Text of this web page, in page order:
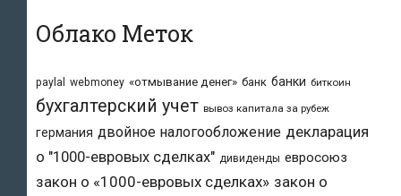
Облако Меток
paylal webmoney «отмывание денег» банк банки биткоин
бухгалтерский учет вывоз капитала за рубеж
германия двойное налогообложение декларация
о "1000-евровых сделках" дивиденды евросоюз
закон о «1000-евровых сделках» закон о